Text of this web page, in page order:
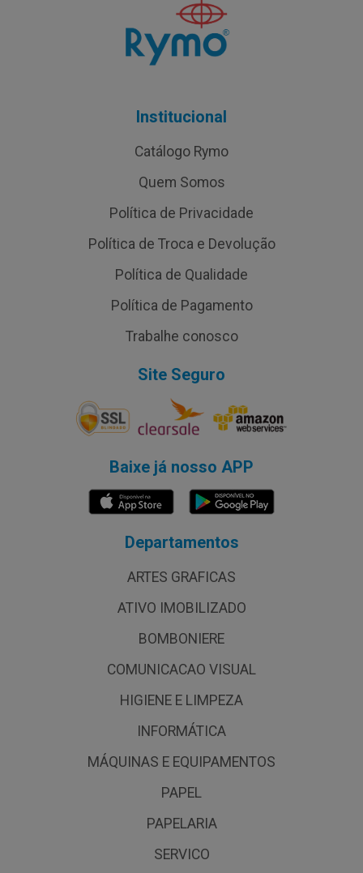
Institucional
Catálogo Rymo
Quem Somos
Política de Privacidade
Política de Troca e Devolução
Política de Qualidade
Política de Pagamento
Trabalhe conosco
Site Seguro
Baixe já nosso APP
Departamentos
ARTES GRAFICAS
ATIVO IMOBILIZADO
BOMBONIERE
COMUNICACAO VISUAL
HIGIENE E LIMPEZA
INFORMÁTICA
MÁQUINAS E EQUIPAMENTOS
PAPEL
PAPELARIA
SERVICO